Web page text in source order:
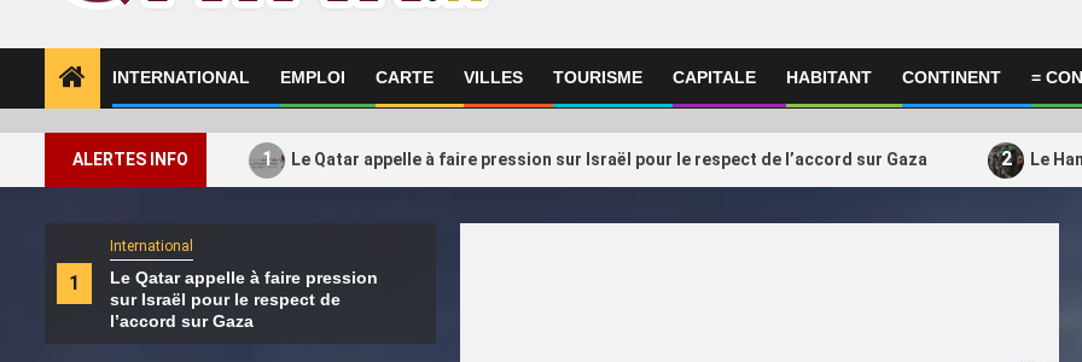
INTERNATIONAL EMPLOI CARTE VILLES TOURISME CAPITALE HABITANT CONTINENT =
ALERTES INFO 1 Le Qatar appelle à faire pression sur Israël pour le respect de l’accord sur Gaza 2 Le
1
International
Le Qatar appelle à faire pression
sur Israël pour le respect de
l’accord sur Gaza